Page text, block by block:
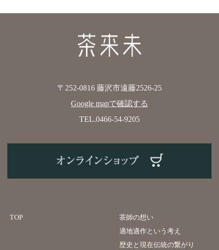
〒252-0816 藤沢市遠藤2526-25
Google mapで確認する
TEL.0466-54-9205
TOP
茶師の想い
適地適作という考え
歴史と現在伝統の繋がり